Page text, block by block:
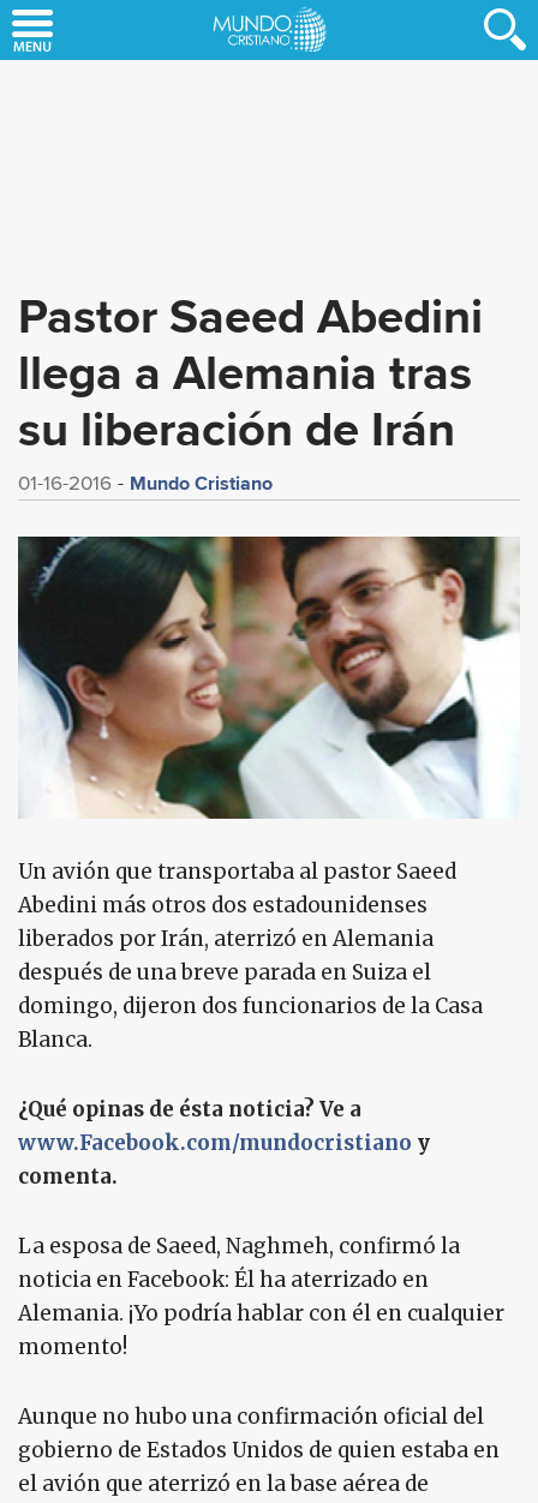
to
Pastor Saeed Abedini
llega a Alemania tras
su liberación de Irán
01-16-2016 Mundo Cristiano
Un avión que transportaba al pastor Saeed
Abedini más otros dos estadounidenses
liberados por Irán, aterrizó en Alemania
después de una breve parada en Suiza el
domingo, dijeron dos funcionarios de la Casa
Blanca.
¿Qué opinas de ésta noticia? Ve a
www.Facebook.com/mundocristiano y
comenta.
La esposa de Saeed, Naghmeh, confirmó la
noticia en Facebook: Él ha aterrizado en
Alemania. ¡Yo podría hablar con él en cualquier
momento!
Aunque no hubo una confirmación oficial del
gobierno de Estados Unidos de quien estaba en
el avión que aterrizó en la base aérea de